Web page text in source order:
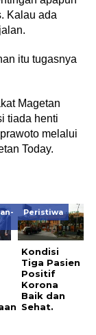
Kalau ada
itu tugasnya
Magetan
tiada henti
melalui
Today.
Peristiwa
Kondisi
Tiga Pasien
Positif
Korona
Baik dan
Sehat.